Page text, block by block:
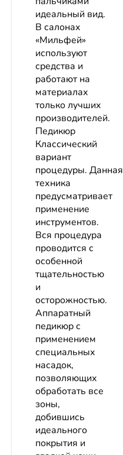
идеальный вид.
В салонах
«Мильфей»
используют
средства и
работают на
материалах
только лучших
производителей.
Педикюр
Классический
вариант
процедуры. Данная
техника
предусматривает
применение
инструментов.
Вся процедура
проводится с
особенной
тщательностью
и
осторожностью.
Аппаратный
педикюр с
применением
специальных
насадок,
позволяющих
обработать все
зоны,
добившись
идеального
покрытия и